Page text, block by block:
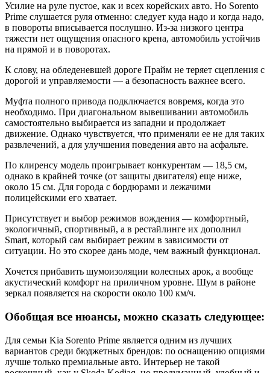
Усилие на руле пустое, как и всех корейских авто. Но Sorento
Prime слушается руля отменно: следует куда надо и когда надо,
в повороты вписывается послушно. Из-за низкого центра
тяжести нет ощущения опасного крена, автомобиль устойчив
на прямой и в поворотах.
К слову, на обледеневшей дороге Прайм не теряет сцепления с
дорогой и управляемости — а безопасность важнее всего.
Муфта полного привода подключается вовремя, когда это
необходимо. При диагональном вывешивании автомобиль
самостоятельно выбирается из западни и продолжает
движение. Однако чувствуется, что применяли ее не для таких
развлечений, а для улучшения поведения авто на асфальте.
По клиренсу модель проигрывает конкурентам — 18,5 см,
однако в крайней точке (от защиты двигателя) еще ниже,
около 15 см. Для города с бордюрами и лежачими
полицейскими его хватает.
Присутствует и выбор режимов вождения — комфортный,
экологичный, спортивный, а в рестайлинге их дополнил
Smart, который сам выбирает режим в зависимости от
ситуации. Но это скорее дань моде, чем важный функционал.
Хочется прибавить шумоизоляции колесных арок, а вообще
акустический комфорт на приличном уровне. Шум в районе
зеркал появляется на скорости около 100 км/ч.
Обобщая все нюансы, можно сказать следующее:
Для семьи Kia Sorento Prime является одним из лучших
вариантов среди бюджетных брендов: по оснащению опциями
лучше только премиальные авто. Интерьер не такой